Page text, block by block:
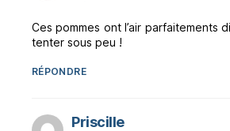
Ces pommes ont l’air parfaitements
tenter sous peu !
RÉPONDRE
Priscilledit :